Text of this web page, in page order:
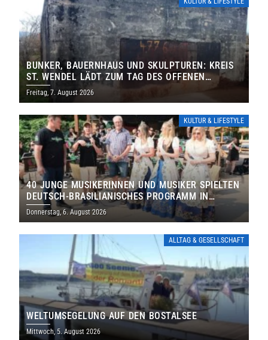
BUNKER, BAUERNHAUS UND SKULPTUREN: KREIS
ST. WENDEL LÄDT ZUM TAG DES OFFENEN
DENKMALS EIN
Freitag, 7. August 2026
KULTUR & LIFESTYLE
40 JUNGE MUSIKERINNEN UND MUSIKER SPIELTEN
DEUTSCH-BRASILIANISCHES PROGRAMM IN
THOLEY
Donnerstag, 6. August 2026
ALLTAG & GESELLSCHAFT
WELTUMSEGELUNG AUF DEN BOSTALSEE
Mittwoch, 5. August 2026